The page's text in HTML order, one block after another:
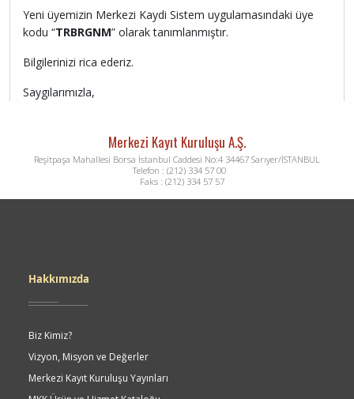
Yeni üyemizin Merkezi Kaydi Sistem uygulamasındaki üye
kodu “TRBRGNM” olarak tanımlanmıştır.
Bilgilerinizi rica ederiz.
Saygılarımızla,
Merkezi Kayıt Kuruluşu A.Ş.
Reşitpaşa Mahallesi Borsa İstanbul Caddesi No:4 34467 Sarıyer/İSTANBUL
Telefon : (212) 334 57 00
Faks : (212) 334 57 57
Hakkımızda
Biz Kimiz?
Vizyon, Misyon ve Değerler
Merkezi Kayıt Kuruluşu Yayınları